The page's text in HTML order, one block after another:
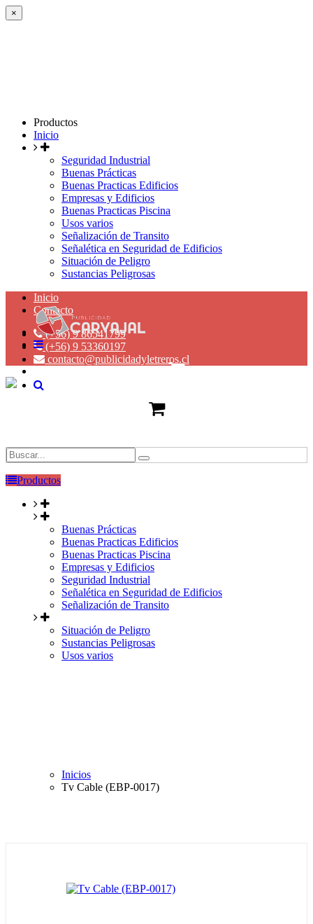
×
Productos
Inicio
Seguridad Industrial
Buenas Prácticas
Buenas Practicas Edificios
Empresas y Edificios
Buenas Practicas Piscina
Usos varios
Señalización de Transito
Señalética en Seguridad de Edificios
Situación de Peligro
Sustancias Peligrosas
Inicio
Contacto
(+56) 9 86541799
(+56) 9 53360197
contacto@publicidadyletreros.cl
Productos
Buenas Prácticas
Buenas Practicas Edificios
Buenas Practicas Piscina
Empresas y Edificios
Seguridad Industrial
Señalética en Seguridad de Edificios
Señalización de Transito
Situación de Peligro
Sustancias Peligrosas
Usos varios
Inicios
Tv Cable (EBP-0017)